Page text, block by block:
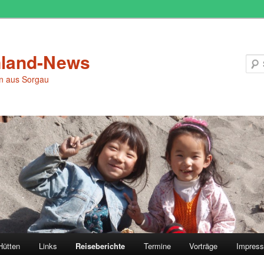
News
aus Sorgau
Links Reiseberichte Termine Vorträge